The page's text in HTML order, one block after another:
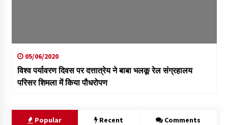
05/06/2020
विश्व पर्यावरण दिवस पर दत्तात्रेय ने बाबा भलकू रेल संग्रहालय
परिसर शिमला में किया पौधरोपण
Popular Recent Comments